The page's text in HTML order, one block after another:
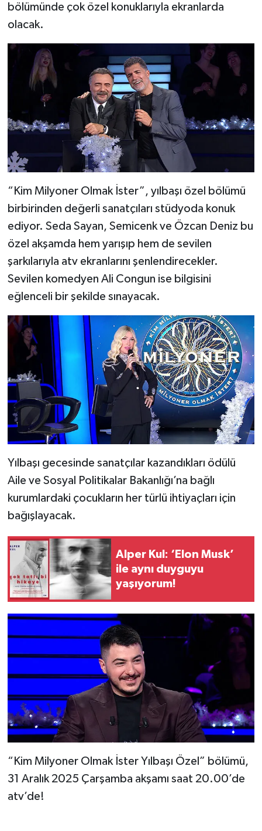
bölümünde çok özel konuklarıyla ekranlarda
olacak.
“Kim Milyoner Olmak İster”, yılbaşı özel bölümü
birbirinden değerli sanatçıları stüdyoda konuk
ediyor. Seda Sayan, Semicenk ve Özcan Deniz bu
özel akşamda hem yarışıp hem de sevilen
şarkılarıyla atv ekranlarını şenlendirecekler.
Sevilen komedyen Ali Congun ise bilgisini
eğlenceli bir şekilde sınayacak.
Yılbaşı gecesinde sanatçılar kazandıkları ödülü
Aile ve Sosyal Politikalar Bakanlığı’na bağlı
kurumlardaki çocukların her türlü ihtiyaçları için
bağışlayacak.
Alper Kul: ‘Elon Musk’
ile aynı duyguyu
yaşıyorum!
“Kim Milyoner Olmak İster Yılbaşı Özel” bölümü,
31 Aralık 2025 Çarşamba akşamı saat 20.00’de
atv’de!